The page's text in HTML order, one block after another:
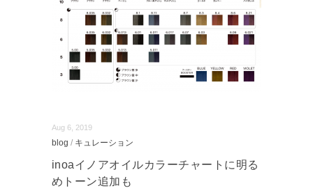
Aug 6, 2019
blog / キュレーション
inoaイノアオイルカラーチャートに明る
めトーン追加も